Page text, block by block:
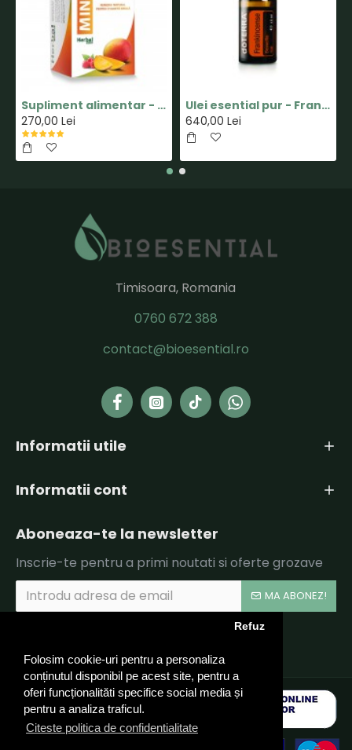
Folosim cookie-uri pentru a personaliza
conținutul disponibil pe acest site, pentru a
oferi funcționalităti specifice social media și
pentru a analiza traficul.
Citeste politica de confidentialitate
Refuz
Supliment alimentar - Capsula MINUS - Pastile pentru Slabit 100% Naturale - Herbal New Life
270,00 Lei
Ulei esential pur - Frankincense(Tamaie) - 15ml - doTERRA
640,00 Lei
Timisoara, Romania
0760 672 388
contact@bioesential.ro
Informatii utile
Informatii cont
Aboneaza-te la newsletter
Inscrie-te pentru a primi noutati si oferte grozave
MA ABONEZ!